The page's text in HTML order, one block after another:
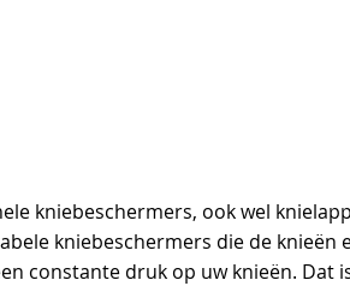
kniebeschermers, ook wel
kniebeschermers die de
constante druk op uw knieën.